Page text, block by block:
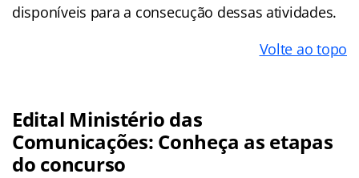
disponíveis para a consecução dessas atividades.
Volte ao topo
Edital Ministério das
Comunicações: Conheça as etapas
do concurso